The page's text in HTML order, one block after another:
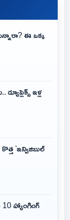
ఈ ఒక్క
ఇళ్ల
'ఇన్విజిబుల్
హ్యాంగింగ్